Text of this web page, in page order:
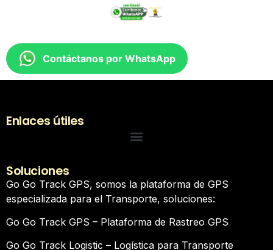
Contáctanos por WhatsApp
Enlaces útiles
Soluciones
Go Go Track GPS, somos la plataforma de GPS
especializada para el Transporte, soluciones:
Go Go Track GPS – Plataforma de Rastreo GPS
Go Go Track Logistic – Logística para Transporte